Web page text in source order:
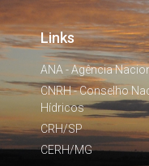
Links
ANA - Agência
CNRH - Conselho
Hídricos
CRH/SP
CERH/MG